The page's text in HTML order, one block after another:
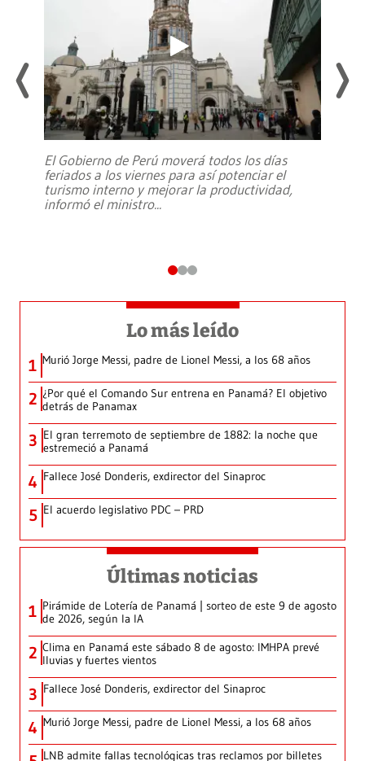
El Gobierno de Perú moverá todos los días
feriados a los viernes para así potenciar el
turismo interno y mejorar la productividad,
informó el ministro...
Lo más leído
1 Murió Jorge Messi, padre de Lionel Messi, a los 68 años
2 ¿Por qué el Comando Sur entrena en Panamá? El objetivo
detrás de Panamax
3 El gran terremoto de septiembre de 1882: la noche que
estremeció a Panamá
4 Fallece José Donderis, exdirector del Sinaproc
5 El acuerdo legislativo PDC – PRD
Últimas noticias
1 Pirámide de Lotería de Panamá | sorteo de este 9 de agosto
de 2026, según la IA
2 Clima en Panamá este sábado 8 de agosto: IMHPA prevé
lluvias y fuertes vientos
3 Fallece José Donderis, exdirector del Sinaproc
4 Murió Jorge Messi, padre de Lionel Messi, a los 68 años
LNB admite fallas tecnológicas tras reclamos por billetes